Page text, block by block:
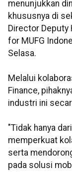
menunjukkan
khususnya di
Director Deputy
for MUFG
Selasa.
Melalui
Finance,
industri ini
"Tidak hanya
memperkuat
serta
pada solusi